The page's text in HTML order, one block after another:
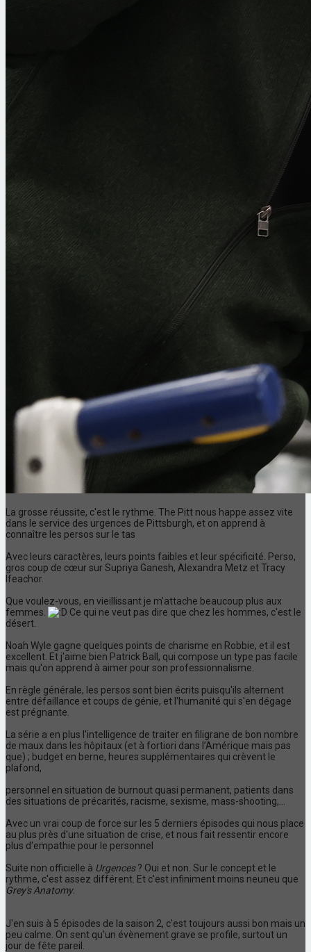
La grosse réussite, c'est le rythme. The Pitt nous happe assez vite
dans le service des urgences de Pittsburgh, et on apprend à
connaître les persos sur le tas
Avec leurs caractères, leurs points faibles et leur spécificité. Perso,
gros coup de cœur sur Supriya Ganesh, Alexandra Metz et Tracy
Ifeachor.
Que voulez-vous, en vieillissant je m'attache beaucoup plus aux
femmes.
Ce qui ne veut pas dire que chez les hommes, c'est le
désert.
Noah Wyle gagne quelques points de charisme en Robbie, et il est
excellent. Et j'aime bien Patrick Ball, qui compose un type pas facile
mais qu'on apprend à aimer pour son professionnalisme.
En règle générale, les persos sont bien écrits puisqu'ils alternent
entre défaillance et coups de génie, et l'humanité qui s'en dégage
est prégnante.
La série a en plus l'intelligence de traiter en filigrane de bon nombre
de maux dans les hôpitaux (et à fortiori dans l’Amérique mais pas
que) ; budget en berne, heures supplémentaires qui crèvent le
plafond,
personnel en situation de burnout quasi permanent, patients dans
des situations de précarités, racisme, sexisme, mass-shooting,...
Avec un vrai coup de force sur les 5 derniers épisodes qui nous place
au plus près d'une situation de crise, et nous fait ressentir encore
plus d'empathie pour le personnel
Suite non officielle à Urgences? Oui et non. Sur le concept et le
rythme, c'est assez différent. Et c'est infiniment moins neuneu que
Grey's Anatomy.
J'en suis à 5 épisodes de la saison 2, c'est toujours aussi bon mais un
peu calme. On sent qu'un évènement grave se profile, surtout un
jour de fête pareil.